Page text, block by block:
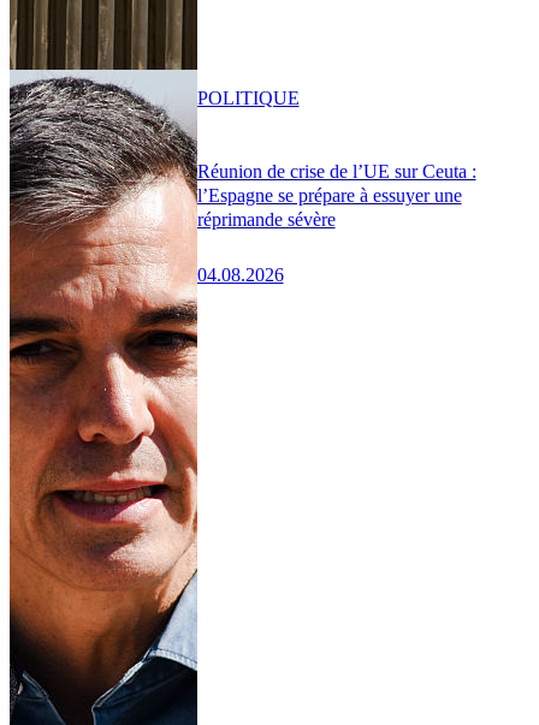
Réunion de crise de l’UE sur Ceuta :
l’Espagne se prépare à essuyer une
réprimande sévère
04.08.2026
POLITIQUE